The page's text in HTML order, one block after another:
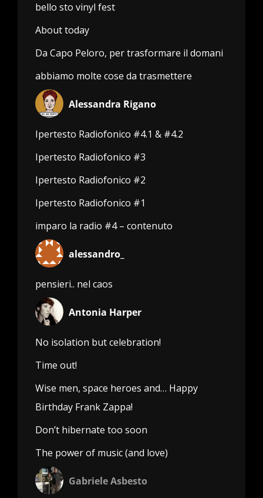
bello sto vinyl fest
About today
Da Capo Peloro, per trasformare il domani
abbiamo molte cose da trasmettere
Alessandra Rigano
Ipertesto Radiofonico #4.1 & #4.2
Ipertesto Radiofonico #3
Ipertesto Radiofonico #2
Ipertesto Radiofonico #1
imparo la radio #4 – contenuto
alessandro_
pensieri.. nel caos
Antonia Harper
No isolation but celebration!
Time out!
Wise men, space heroes and… Happy
Birthday Frank Zappa!
Don’t hibernate too soon
The power of music (and love)
Gabriele Asbesto